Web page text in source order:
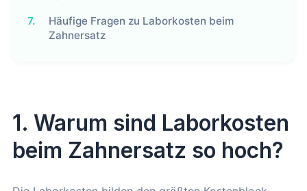
7.
Häufige Fragen zu Laborkosten beim
Zahnersatz
1. Warum sind Laborkosten
beim Zahnersatz so hoch?